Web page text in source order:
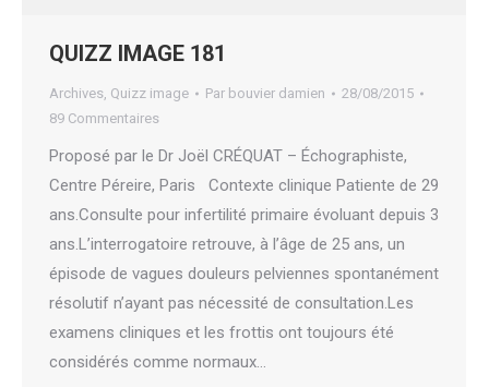
QUIZZ IMAGE 181
Archives, Quizz image Par bouvier damien
28/08/2015
89 Commentaires
Proposé par le Dr Joël CRÉQUAT – Échographiste,
Centre Péreire, Paris Contexte clinique Patiente de 29
ans.Consulte pour infertilité primaire évoluant depuis 3
ans.L’interrogatoire retrouve, à l’âge de 25 ans, un
épisode de vagues douleurs pelviennes spontanément
résolutif n’ayant pas nécessité de consultation.Les
examens cliniques et les frottis ont toujours été
considérés comme normaux…